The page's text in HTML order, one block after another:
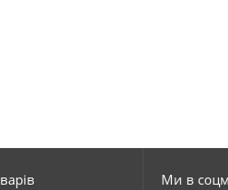
Ми в